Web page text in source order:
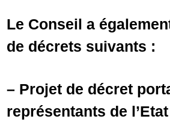
Le Conseil a
de décrets suivants :
– Projet de décret
représentants de